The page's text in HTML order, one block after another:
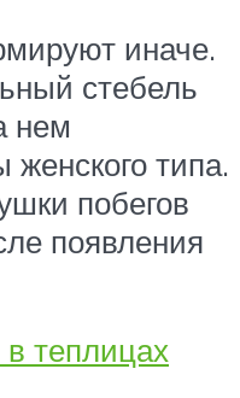
иначе.
стебель
нем
типа.
побегов
появления
теплицах